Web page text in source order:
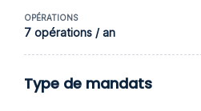
OPÉRATIONS
7 opérations / an
Type de mandats